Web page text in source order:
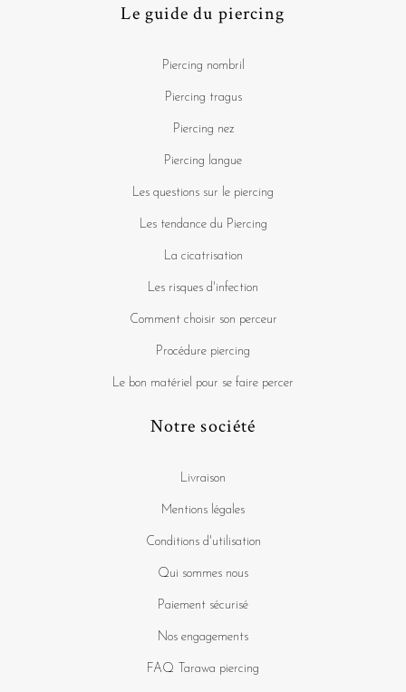
Le guide du piercing
Piercing nombril
Piercing tragus
Piercing nez
Piercing langue
Les questions sur le piercing
Les tendance du Piercing
La cicatrisation
Les risques d'infection
Comment choisir son perceur
Procédure piercing
Le bon matériel pour se faire percer
Notre société
Livraison
Mentions légales
Conditions d'utilisation
Qui sommes nous
Paiement sécurisé
Nos engagements
FAQ Tarawa piercing